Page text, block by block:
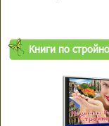
Книги по